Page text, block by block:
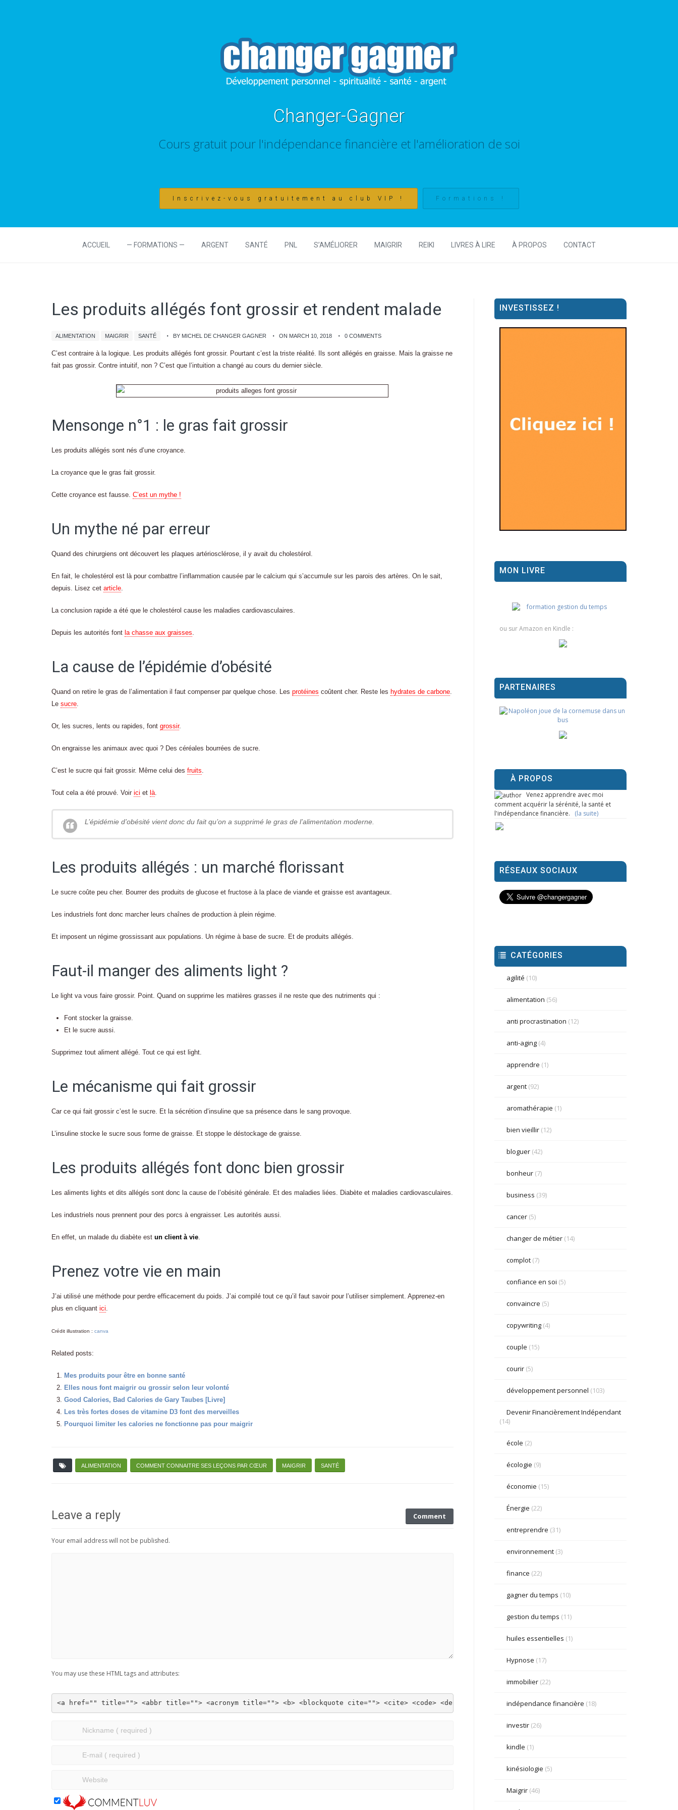
Changer-Gagner
Cours gratuit pour l'indépendance financière et l'amélioration de soi
Inscrivez-vous gratuitement au club VIP ! Formations !
ACCUEIL — FORMATIONS — ARGENT SANTÉ PNL S’AMÉLIORER MAIGRIR REIKI LIVRES À LIRE À PROPOS CONTACT
Les produits allégés font grossir et rendent malade
ALIMENTATION MAIGRIR SANTÉ BY MICHEL DE CHANGER GAGNER ON MARCH 10, 2018 0 COMMENTS
C’est contraire à la logique. Les produits allégés font grossir. Pourtant c’est la triste réalité. Ils sont allégés en graisse. Mais la graisse ne
fait pas grossir. Contre intuitif, non ? C’est que l’intuition a changé au cours du dernier siècle.
Mensonge n°1 : le gras fait grossir
Les produits allégés sont nés d’une croyance.
La croyance que le gras fait grossir.
Cette croyance est fausse. C’est un mythe !
Un mythe né par erreur
Quand des chirurgiens ont découvert les plaques artériosclérose, il y avait du cholestérol.
En fait, le cholestérol est là pour combattre l’inflammation causée par le calcium qui s’accumule sur les parois des artères. On le sait,
depuis. Lisez cet article.
La conclusion rapide a été que le cholestérol cause les maladies cardiovasculaires.
Depuis les autorités font la chasse aux graisses.
La cause de l’épidémie d’obésité
Quand on retire le gras de l’alimentation il faut compenser par quelque chose. Les protéines coûtent cher. Reste les hydrates de carbone.
Le sucre.
Or, les sucres, lents ou rapides, font grossir.
On engraisse les animaux avec quoi ? Des céréales bourrées de sucre.
C’est le sucre qui fait grossir. Même celui des fruits.
Tout cela a été prouvé. Voir ici et là.
L’épidémie d’obésité vient donc du fait qu’on a supprimé le gras de l’alimentation moderne.
Les produits allégés : un marché florissant
Le sucre coûte peu cher. Bourrer des produits de glucose et fructose à la place de viande et graisse est avantageux.
Les industriels font donc marcher leurs chaînes de production à plein régime.
Et imposent un régime grossissant aux populations. Un régime à base de sucre. Et de produits allégés.
Faut-il manger des aliments light ?
Le light va vous faire grossir. Point. Quand on supprime les matières grasses il ne reste que des nutriments qui :
Font stocker la graisse.
Et le sucre aussi.
Supprimez tout aliment allégé. Tout ce qui est light.
Le mécanisme qui fait grossir
Car ce qui fait grossir c’est le sucre. Et la sécrétion d’insuline que sa présence dans le sang provoque.
L’insuline stocke le sucre sous forme de graisse. Et stoppe le déstockage de graisse.
Les produits allégés font donc bien grossir
Les aliments lights et dits allégés sont donc la cause de l’obésité générale. Et des maladies liées. Diabète et maladies cardiovasculaires.
Les industriels nous prennent pour des porcs à engraisser. Les autorités aussi.
En effet, un malade du diabète est un client à vie.
Prenez votre vie en main
J’ai utilisé une méthode pour perdre efficacement du poids. J’ai compilé tout ce qu’il faut savoir pour l’utiliser simplement. Apprenez-en
plus en cliquant ici.
Crédit illustration : canva
Related posts:
Mes produits pour être en bonne santé
Elles nous font maigrir ou grossir selon leur volonté
Good Calories, Bad Calories de Gary Taubes [Livre]
Les très fortes doses de vitamine D3 font des merveilles
Pourquoi limiter les calories ne fonctionne pas pour maigrir
ALIMENTATION COMMENT CONNAITRE SES LEÇONS PAR CŒUR MAIGRIR SANTÉ
Leave a reply Comment
Your email address will not be published.
You may use these HTML tags and attributes:
<a href="" title=""> <abbr title=""> <acronym title=""> <b> <blockquote cite=""> <cite> <code> <del datetime=""> <em> <i> <q cite=""> <strike> <strong>
INVESTISSEZ !
MON LIVRE
ou sur Amazon en Kindle :
PARTENAIRES
À PROPOS
Venez apprendre avec moi
comment acquérir la sérénité, la santé et
l'indépendance financière. (la suite)
RÉSEAUX SOCIAUX
CATÉGORIES
agilité (10)
alimentation (56)
anti procrastination (12)
anti-aging(4)
apprendre (1)
argent(92)
aromathérapie (1)
bien vieillir(12)
bloguer(42)
bonheur(7)
business (39)
cancer(5)
changer de métier(14)
complot(7)
confiance en soi (5)
convaincre (5)
copywriting(4)
couple (15)
courir(5)
développement personnel (103)
Devenir Financièrement Indépendant
(14)
école (2)
écologie (9)
économie (15)
Énergie (22)
entreprendre (31)
environnement(3)
finance (22)
gagner du temps (10)
gestion du temps (11)
huiles essentielles (1)
Hypnose (17)
immobilier(22)
indépendance financière (18)
investir(26)
kindle (1)
kinésiologie (5)
Maigrir(46)